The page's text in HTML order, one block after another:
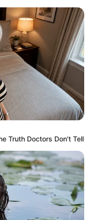
Truth Doctors Don't Tell